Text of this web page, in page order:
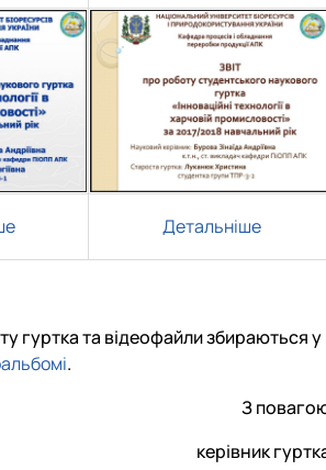
Детальніше
гуртка та відеофайли збираються у
.
З
керівник